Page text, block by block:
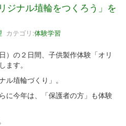
ジナル埴輪をつくろう」を
カテゴリ:体験学習
）の２日間、子供製作体験「オリ
す。
埴輪づくり」。
に今年は、「保護者の方」も体験